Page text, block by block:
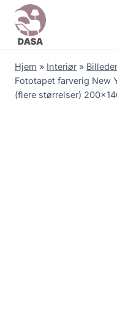
Skip
content
Hjem » Interiør »
Fototapet farverig New
(flere størrelser)